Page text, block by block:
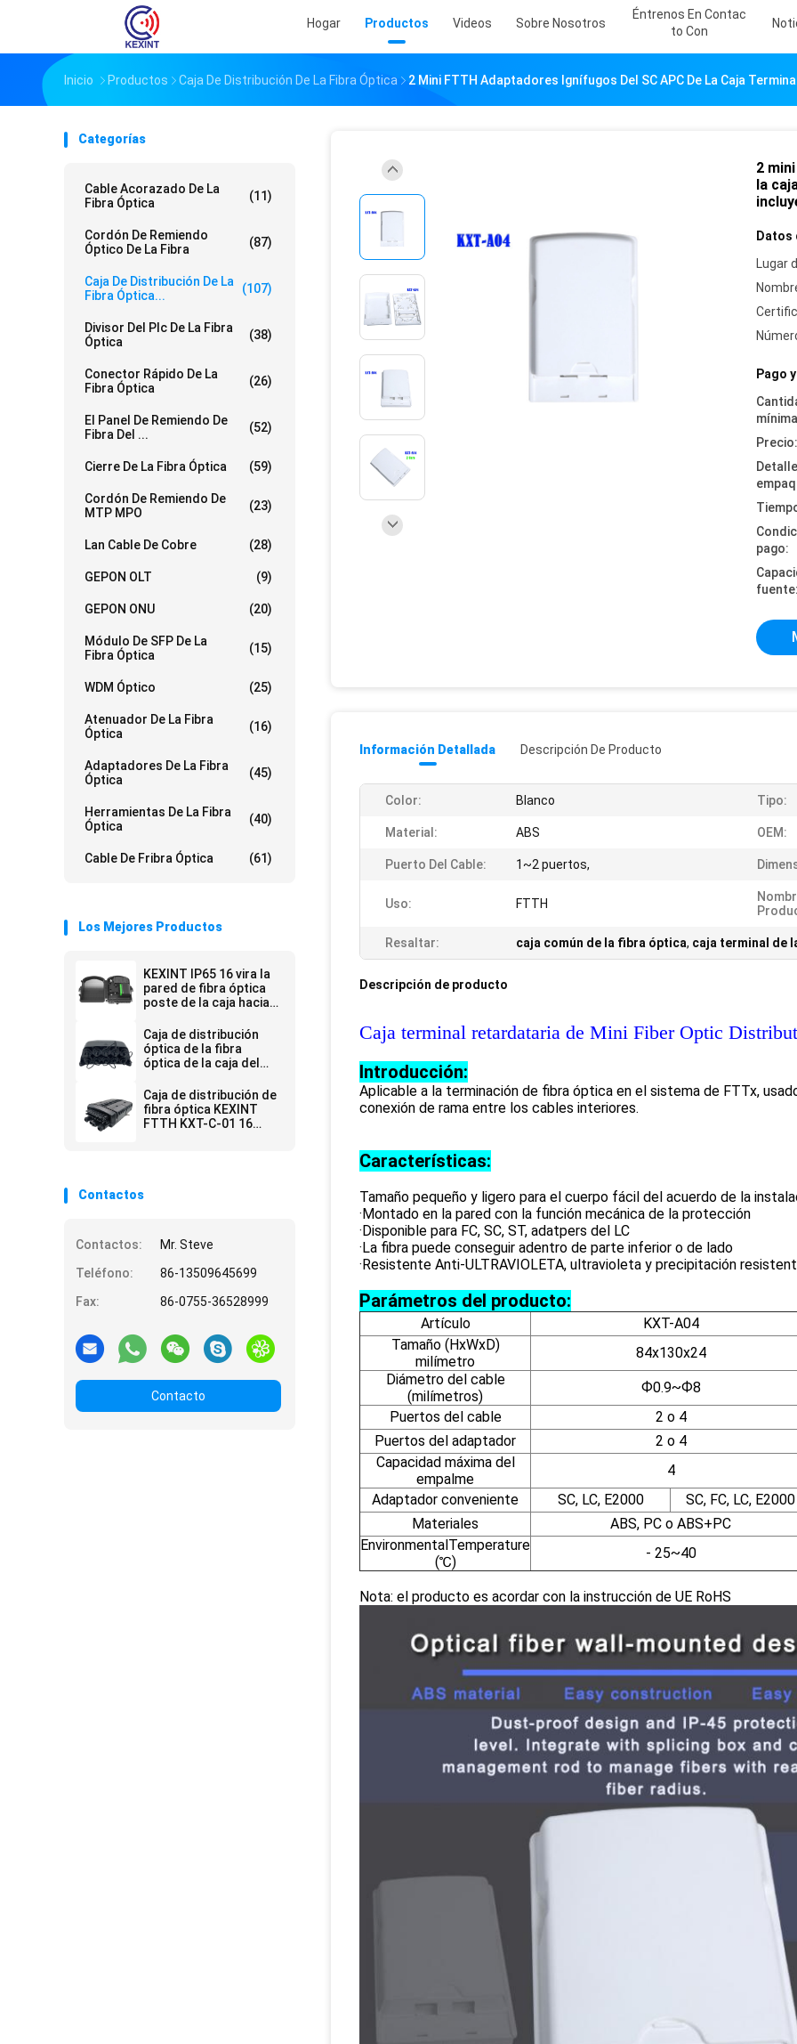
Hogar Productos Videos Sobre Nosotros
Éntrenos En Contac
To Con
Inicio Productos Caja De Distribución De La Fibra Óptica 2 Mini FTTH Adaptadores Ignífugos Del SC APC De La Caja
Categorías
Cable Acorazado De La
Fibra Óptica
(11)
Cordón De Remiendo
Óptico De La Fibra
(87)
Caja De Distribución De La
Fibra Óptica...
(107)
Divisor Del Plc De La Fibra
Óptica
(38)
Conector Rápido De La
Fibra Óptica
(26)
El Panel De Remiendo De
Fibra Del ...
(52)
Cierre De La Fibra Óptica (59)
Cordón De Remiendo De
MTP MPO
(23)
Lan Cable De Cobre (28)
GEPON OLT (9)
GEPON ONU (20)
Módulo De SFP De La
Fibra Óptica
(15)
WDM Óptico (25)
Atenuador De La Fibra
Óptica
(16)
Adaptadores De La Fibra
Óptica
(45)
Herramientas De La Fibra
Óptica
(40)
Cable De Fribra Óptica (61)
Los Mejores Productos
KEXINT IP65 16 vira la
pared de fibra óptica
poste de la caja hacia
de la distribución del
cierre del empalme
montado
Caja de distribución
óptica de la fibra
óptica de la caja del
con mini SC
Preconnected
Caja de distribución de
fibra óptica KEXINT
FTTH KXT-C-01 16
Contactos
Contactos:
Mr. Steve
Teléfono:
86-13509645699
Fax:
86-0755-36528999
Contacto
2
la
Datos
Lugar
Pago
Precio:
pago:
fuente:
Información Detallada Descripción De Producto
Color: Blanco Tipo:
Material: ABS OEM:
Puerto Del Cable: 1~2 puertos,
Uso: FTTH
Resaltar: caja común de la fibra óptica, caja terminal de
Descripción de producto
Caja terminal retardataria de Mini Fiber Optic
Introducción:
Aplicable a la terminación de fibra óptica en el sistema de FTTx,
conexión de rama entre los cables interiores.
Características:
Tamaño pequeño y ligero para el cuerpo fácil del acuerdo de la
·Montado en la pared con la función mecánica de la protección
·Disponible para FC, SC, ST, adatpers del LC
·La fibra puede conseguir adentro de parte inferior o de lado
·Resistente Anti-ULTRAVIOLETA, ultravioleta y precipitación
Parámetros del producto:
Artículo
KXT-A04
Tamaño (HxWxD)
milímetro
84x130x24
Diámetro del cable
(milímetros)
Ф0.9~Ф8
Puertos del cable
2 o 4
Puertos del adaptador
2 o 4
Capacidad máxima del
empalme
4
Adaptador conveniente
SC, LC, E2000
SC, FC, LC, E2000
Materiales
ABS, PC o ABS+PC
EnvironmentalTemperature
(℃)
- 25~40
Nota: el producto es acordar con la instrucción de UE RoHS